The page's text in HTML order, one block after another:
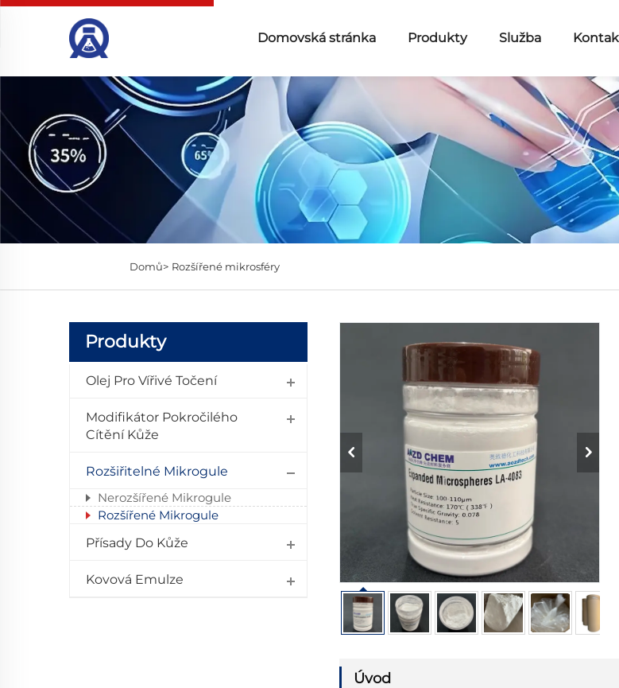
Domovská stránka Produkty Služba
Domů> Rozšířené mikrosféry
Produkty
Olej Pro Vířivé Točení
Modifikátor Pokročilého
Cítění Kůže
Rozšiřitelné Mikrogule
Nerozšířené Mikrogule
Rozšířené Mikrogule
Přísady Do Kůže
Kovová Emulze
Úvod